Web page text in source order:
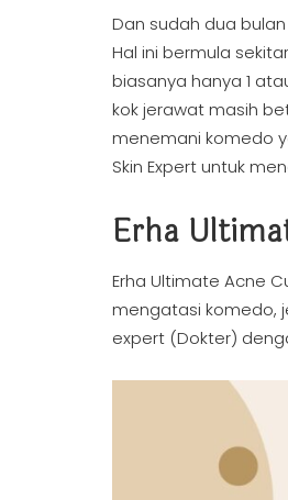
Dan sudah dua
Hal ini bermula
biasanya hanya 1
kok jerawat masih
menemani komedo
Skin Expert untuk
Erha
Erha Ultimate Acne
mengatasi komedo,
expert (Dokter)